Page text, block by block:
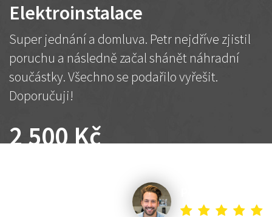
Elektroinstalace
Super jednání a domluva. Petr nejdříve zjistil
poruchu a následně začal shánět náhradní
součástky. Všechno se podařilo vyřešit.
Doporučuji!
2 500 Kč